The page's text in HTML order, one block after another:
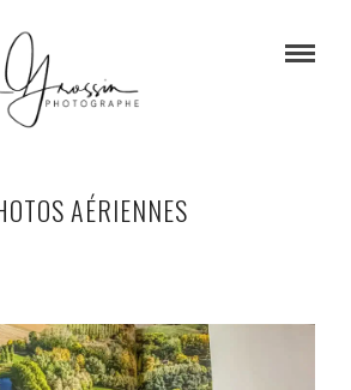
AÉRIENNES